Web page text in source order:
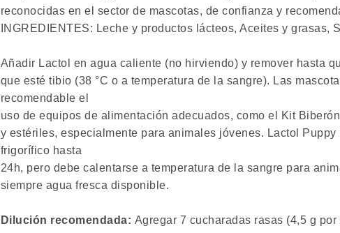
reconocidas en el sector de mascotas, de confianza y
INGREDIENTES: Leche y productos lácteos, Aceites y grasas,
Añadir Lactol en agua caliente (no hirviendo) y remover hasta
que esté tibio (38 °C o a temperatura de la sangre). Las
recomendable el
uso de equipos de alimentación adecuados, como el Kit
y estériles, especialmente para animales jóvenes. Lactol
frigorífico hasta
24h, pero debe calentarse a temperatura de la sangre para
siempre agua fresca disponible.
Dilución recomendada: Agregar 7 cucharadas rasas (4,5 g